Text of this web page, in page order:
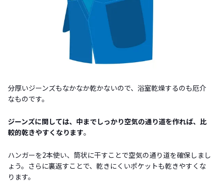
分厚いジーンズもなかなか乾かないので、浴室乾燥するのも厄介
なものです。
ジーンズに関しては、中までしっかり空気の通り道を作れば、比
較的乾きやすくなります。
ハンガーを2本使い、筒状に干すことで空気の通り道を確保しまし
ょう。さらに裏返すことで、乾きにくいポケットも乾きやすくな
ります。